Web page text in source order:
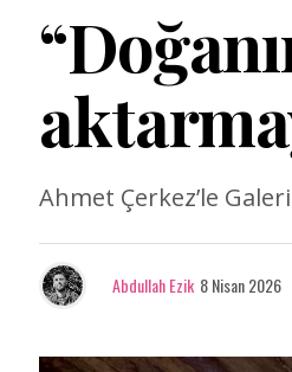
Ahmet Çerkez’le
Abdullah Ezik 8 Nisan 2026